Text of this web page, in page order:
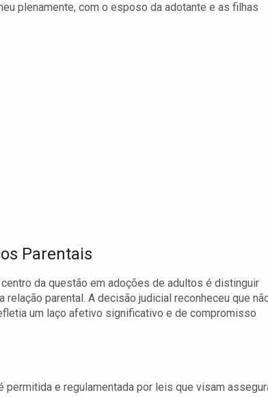
plenamente, com o esposo da adotante e as filhas
Parentais
da questão em adoções de adultos é distinguir
parental. A decisão judicial reconheceu que
um laço afetivo significativo e de compromisso
permitida e regulamentada por leis que visam